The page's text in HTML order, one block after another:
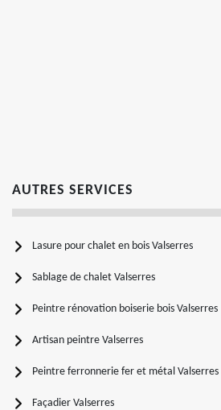
AUTRES SERVICES
Lasure pour chalet en bois Valserres
Sablage de chalet Valserres
Peintre rénovation boiserie bois Valserres
Artisan peintre Valserres
Peintre ferronnerie fer et métal Valserres
Façadier Valserres